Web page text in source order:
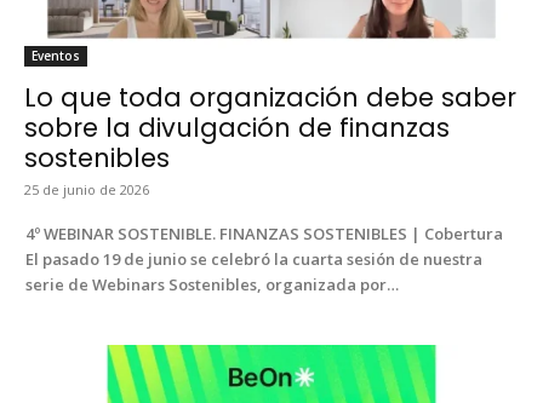
Even­tos
Lo que toda organización debe saber
sobre la divulgación de finanzas
sostenibles
25 de junio de 2026
4º WEBINAR SOSTENIBLE. FINANZAS SOSTENIBLES | Cober­tu­ra
El pasa­do 19 de junio se cele­bró la cuar­ta sesión de nues­tra
serie de Webi­na­rs Sostenibles, orga­ni­za­da por…